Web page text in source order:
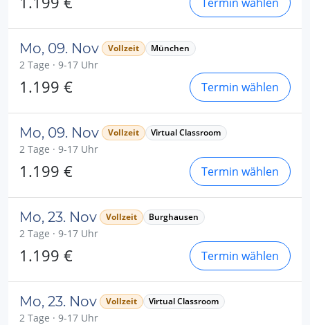
Mo, 09. Nov Vollzeit München
2 Tage · 9-17 Uhr
1.199 € Termin wählen
Mo, 09. Nov Vollzeit Virtual Classroom
2 Tage · 9-17 Uhr
1.199 € Termin wählen
Mo, 23. Nov Vollzeit Burghausen
2 Tage · 9-17 Uhr
1.199 € Termin wählen
Mo, 23. Nov Vollzeit Virtual Classroom
2 Tage · 9-17 Uhr